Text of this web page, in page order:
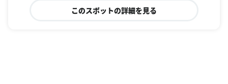
このスポットの詳細を見る